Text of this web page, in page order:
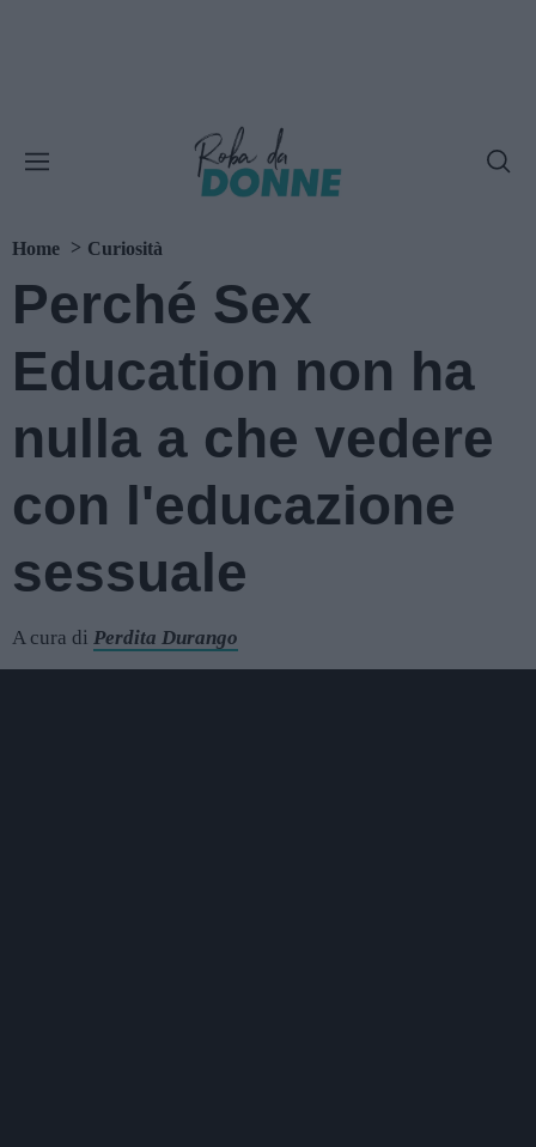
Home Curiosità
Perché Sex
Education non ha
nulla a che vedere
con l'educazione
sessuale
A cura di Perdita Durango